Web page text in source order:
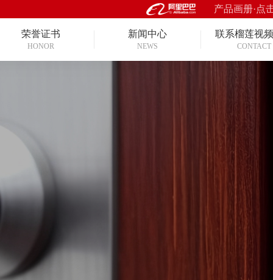
产品画册·点
荣誉证书
HONOR
新闻中心
NEWS
联系榴莲视
CONTACT